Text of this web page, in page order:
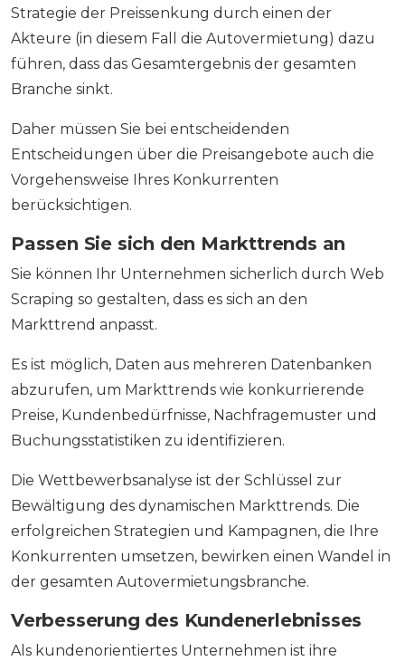
Strategie der Preissenkung durch einen der
Akteure (in diesem Fall die Autovermietung) dazu
führen, dass das Gesamtergebnis der gesamten
Branche sinkt.
Daher müssen Sie bei entscheidenden
Entscheidungen über die Preisangebote auch die
Vorgehensweise Ihres Konkurrenten
berücksichtigen.
Passen Sie sich den Markttrends an
Sie können Ihr Unternehmen sicherlich durch Web
Scraping so gestalten, dass es sich an den
Markttrend anpasst.
Es ist möglich, Daten aus mehreren Datenbanken
abzurufen, um Markttrends wie konkurrierende
Preise, Kundenbedürfnisse, Nachfragemuster und
Buchungsstatistiken zu identifizieren.
Die Wettbewerbsanalyse ist der Schlüssel zur
Bewältigung des dynamischen Markttrends. Die
erfolgreichen Strategien und Kampagnen, die Ihre
Konkurrenten umsetzen, bewirken einen Wandel in
der gesamten Autovermietungsbranche.
Verbesserung des Kundenerlebnisses
Als kundenorientiertes Unternehmen ist ihre